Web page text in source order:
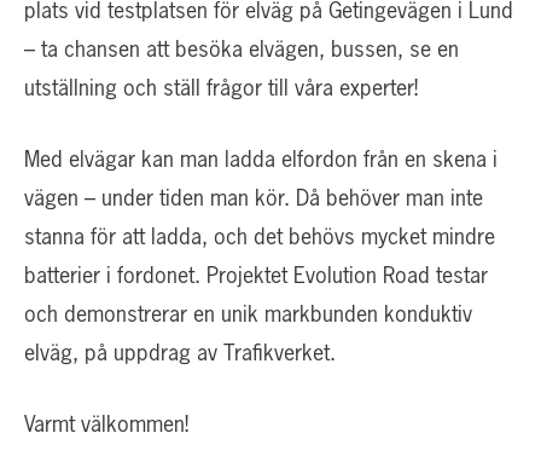
plats vid testplatsen för elväg på Getingevägen i Lund
– ta chansen att besöka elvägen, bussen, se en
utställning och ställ frågor till våra experter!
Med elvägar kan man ladda elfordon från en skena i
vägen – under tiden man kör. Då behöver man inte
stanna för att ladda, och det behövs mycket mindre
batterier i fordonet. Projektet Evolution Road testar
och demonstrerar en unik markbunden konduktiv
elväg, på uppdrag av Trafikverket.
Varmt välkommen!